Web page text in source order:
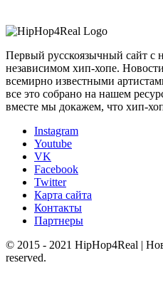
Первый русскоязычный сайт с
независимом хип-хопе.
всемирно известными
все это собрано на нашем
вместе мы докажем, что хип-
Instagram
Youtube
VK
Facebook
Twitter
Карта сайта
Контакты
Партнеры
© 2015 - 2021 HipHop4Real |
reserved.